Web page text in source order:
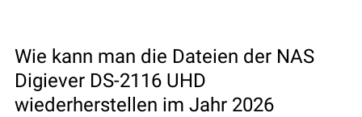
Wie kann man die Dateien der NAS
Digiever DS-2116 UHD
wiederherstellen im Jahr 2026